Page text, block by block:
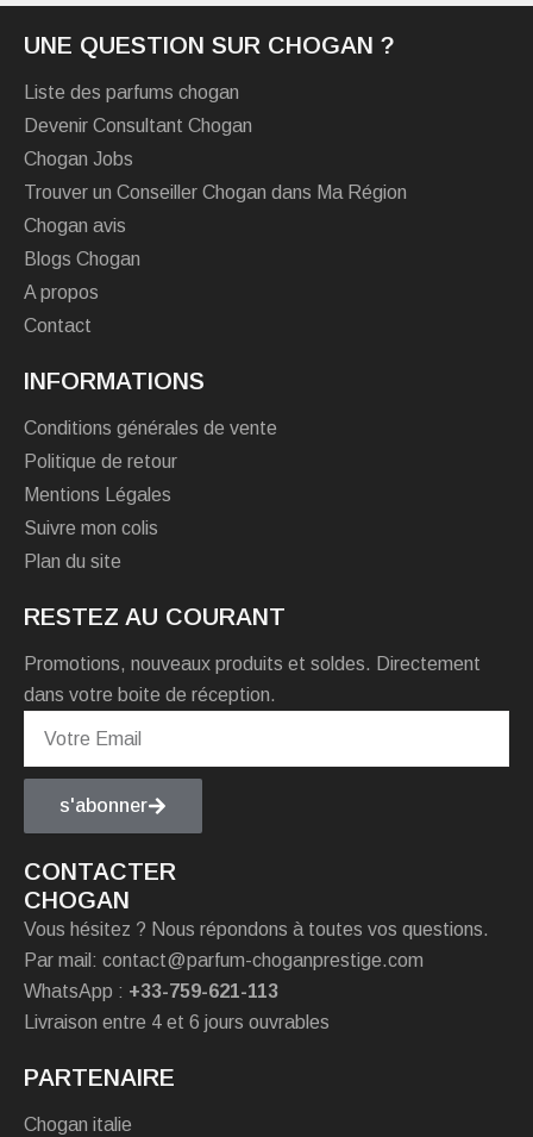
UNE QUESTION SUR CHOGAN ?
Liste des parfums chogan
Devenir Consultant Chogan
Chogan Jobs
Trouver un Conseiller Chogan dans Ma Région
Chogan avis
Blogs Chogan
A propos
Contact
INFORMATIONS
Conditions générales de vente
Politique de retour
Mentions Légales
Suivre mon colis
Plan du site
RESTEZ AU COURANT
Promotions, nouveaux produits et soldes. Directement
dans votre boite de réception.
s'abonner
CONTACTER
CHOGAN
Vous hésitez ? Nous répondons à toutes vos questions.
Par mail: contact@parfum-choganprestige.com
WhatsApp : +33-759-621-113
Livraison entre 4 et 6 jours ouvrables
PARTENAIRE
Chogan italie